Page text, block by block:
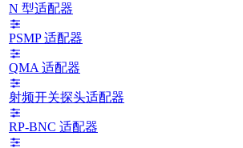
N 型适配器
PSMP 适配器
QMA 适配器
射频开关探头适配器
RP-BNC 适配器